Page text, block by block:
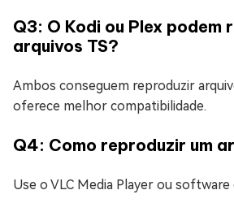
Q3: O Kodi ou Plex podem
arquivos TS?
Ambos conseguem reproduzir
oferece melhor compatibilidade.
Q4: Como reproduzir um
Use o VLC Media Player ou